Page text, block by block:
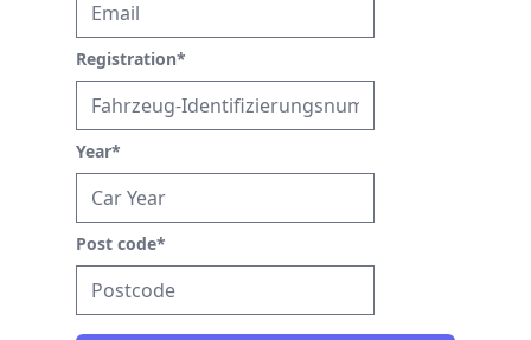
Registration*
Year*
Post code*